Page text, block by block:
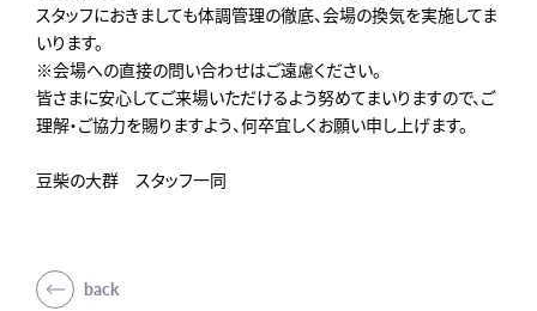
スタッフにおきましても体調管理の徹底、会場の換気を実施してま
いります。
※会場への直接の問い合わせはご遠慮ください。
皆さまに安心してご来場いただけるよう努めてまいりますので、ご
理解・ご協力を賜りますよう、何卒宜しくお願い申し上げます。
豆柴の大群 スタッフ一同
back